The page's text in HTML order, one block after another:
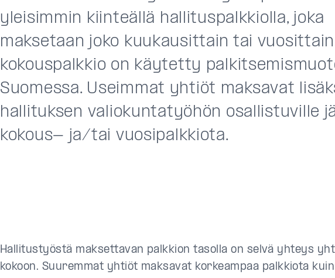
yleisimmin kiinteällä hallituspalkkiolla, joka
maksetaan joko kuukausittain tai
kokouspalkkio on käytetty
Suomessa. Useimmat yhtiöt maksavat
hallituksen valiokuntatyöhön osallistuville
kokous- ja/tai vuosipalkkiota.
Hallitustyöstä maksettavan palkkion tasolla on selvä yhteys
kokoon. Suuremmat yhtiöt maksavat korkeampaa palkkiota kuin